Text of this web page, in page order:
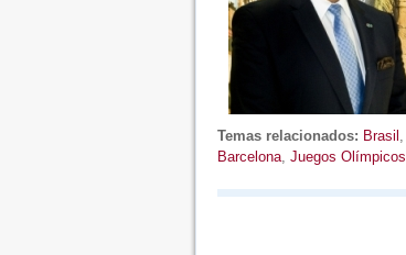
Temas relacionados: Brasil ,
Barcelona, Juegos Olímpicos